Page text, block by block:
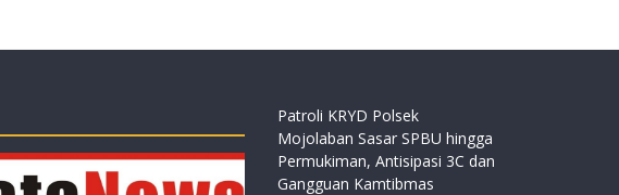
Patroli KRYD Polsek
Mojolaban Sasar SPBU hingga
Permukiman, Antisipasi 3C dan
Gangguan Kamtibmas